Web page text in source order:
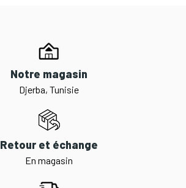
Notre magasin
Djerba, Tunisie
Retour et échange
En magasin